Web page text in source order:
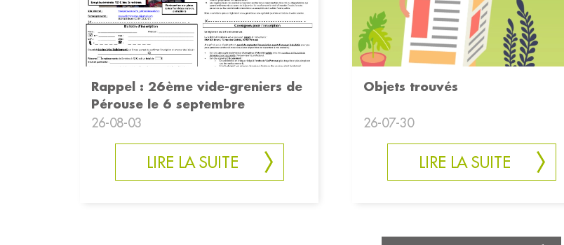
Rappel : 26ème vide-greniers de
Pérouse le 6 septembre
26-08-03
LIRE LA SUITE
Objets trouvés
26-07-30
LIRE LA SUITE